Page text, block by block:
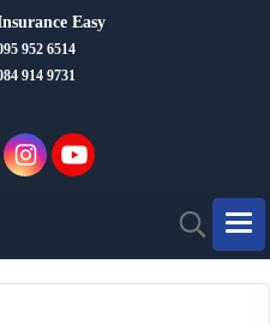
Easy
952 6514
914 9731